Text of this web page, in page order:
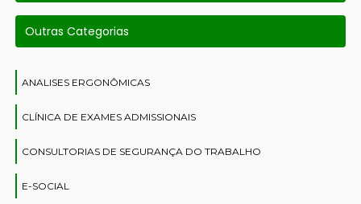
Outras Categorias
ANALISES ERGONÔMICAS
CLÍNICA DE EXAMES ADMISSIONAIS
CONSULTORIAS DE SEGURANÇA DO TRABALHO
E-SOCIAL